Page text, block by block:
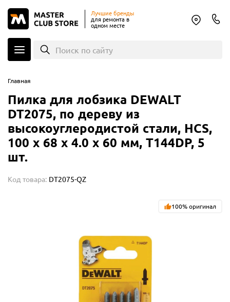
Лучшие бренды
для ремонта в
одном месте
Поиск по сайту
Главная
Пилка для лобзика DEWALT
DT2075, по дереву из
высокоуглеродистой стали, HCS,
100 x 68 x 4.0 x 60 мм, T144DP, 5
шт.
Код товара: DT2075-QZ
100% оригинал